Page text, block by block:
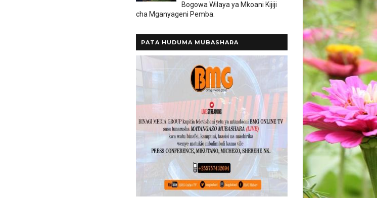
Bogowa Wilaya ya Mkoani Kijiji
cha Mganyageni Pemba.
PATA HUDUMA MUBASHARA